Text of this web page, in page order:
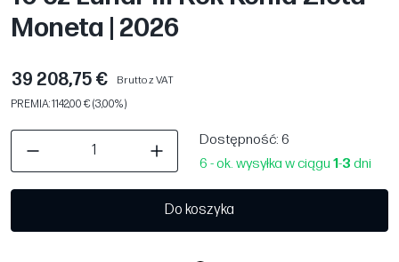
Moneta | 2026
39 208,75 €
Brutto z VAT
PREMIA: 1142,00 € (3,00%)
Dostępność: 6
6 - ok. wysyłka w ciągu 1-3 dni
Do koszyka